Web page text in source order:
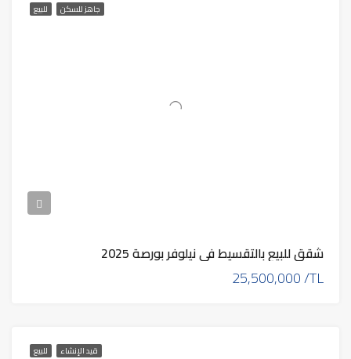
جاهز للسكن للبيع
شقق للبيع بالتقسيط في نيلوفر بورصة 2025
25,500,000 /TL
قيد الإنشاء للبيع